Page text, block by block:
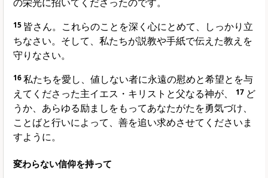
15 皆さん。これらのことを深く心にとめて、しっかり立
ちなさい。そして、私たちが説教や手紙で伝えた教えを
守りなさい。
16私たちを愛し、値しない者に永遠の慰めと希望とを与
えてくださった主イエス・キリストと父なる神が、
17 ど
うか、あらゆる励ましをもってあなたがたを勇気づけ、
ことばと行いによって、善を追い求めさせてくださいま
すように。
変わらない信仰を持って